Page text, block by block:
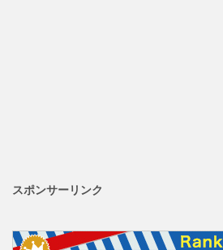
スポンサーリンク